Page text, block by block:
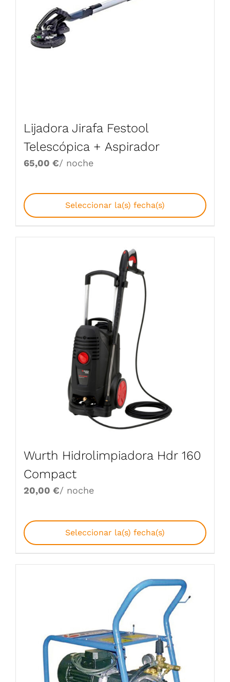
Lijadora Jirafa Festool
Telescópica + Aspirador
65,00 €/ noche
Seleccionar la(s) fecha(s)
Wurth Hidrolimpiadora Hdr 160
Compact
20,00 €/ noche
Seleccionar la(s) fecha(s)